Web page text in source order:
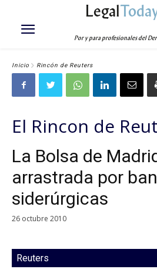
Legal
Por y para profesionales del
Inicio Rincón de Reuters
El Rincon de
La Bolsa de
arrastrada por
siderúrgicas
26 octubre 2010
Reuters